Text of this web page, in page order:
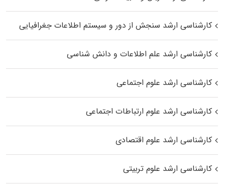
کارشناسی ارشد سنجش از دور و سیستم اطلاعات جغرافیایی
کارشناسی ارشد علم اطلاعات و دانش شناسی
کارشناسی ارشد علوم اجتماعی
کارشناسی ارشد علوم ارتباطات اجتماعی
کارشناسی ارشد علوم اقتصادی
کارشناسی ارشد علوم تربیتی